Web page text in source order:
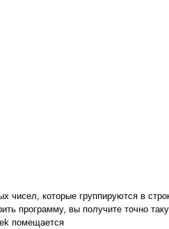
чисел, которые группируются в
программу, вы получите точно
помещается